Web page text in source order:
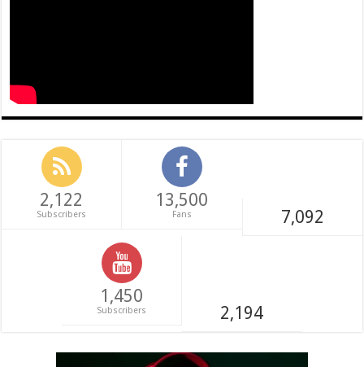
2,122
Subscribers
13,500
Fans 7,092
1,450
Subscribers 2,194